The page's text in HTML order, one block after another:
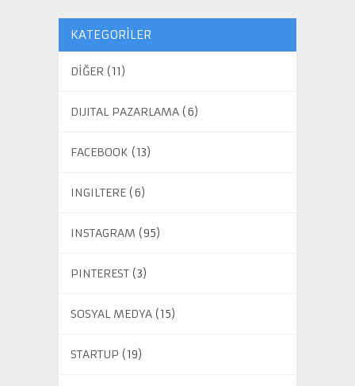
KATEGORILER
DİĞER (11)
DIJITAL PAZARLAMA(6)
FACEBOOK (13)
INGILTERE(6)
INSTAGRAM (95)
PINTEREST(3)
SOSYAL MEDYA(15)
STARTUP (19)